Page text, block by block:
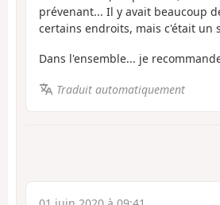
prévenant... Il y avait beaucoup
certains endroits, mais c'était un
Dans l'ensemble... je
Traduit automatiquement